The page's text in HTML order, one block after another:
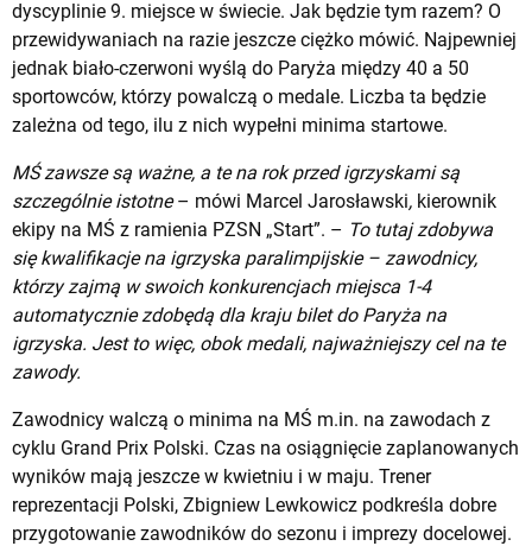
dyscyplinie 9. miejsce w świecie. Jak będzie tym razem? O
przewidywaniach na razie jeszcze ciężko mówić. Najpewniej
jednak biało-czerwoni wyślą do Paryża między 40 a 50
sportowców, którzy powalczą o medale. Liczba ta będzie
zależna od tego, ilu z nich wypełni minima startowe.
MŚ zawsze są ważne, a te na rok przed igrzyskami są
szczególnie istotne– mówi Marcel Jarosławski, kierownik
ekipy na MŚ z ramienia PZSN „Start”. – To tutaj zdobywa
się kwalifikacje na igrzyska paralimpijskie – zawodnicy,
którzy zajmą w swoich konkurencjach miejsca 1-4
automatycznie zdobędą dla kraju bilet do Paryża na
igrzyska. Jest to więc, obok medali, najważniejszy cel na te
zawody.
Zawodnicy walczą o minima na MŚ m.in. na zawodach z
cyklu Grand Prix Polski. Czas na osiągnięcie zaplanowanych
wyników mają jeszcze w kwietniu i w maju. Trener
reprezentacji Polski, Zbigniew Lewkowicz podkreśla dobre
przygotowanie zawodników do sezonu i imprezy docelowej.